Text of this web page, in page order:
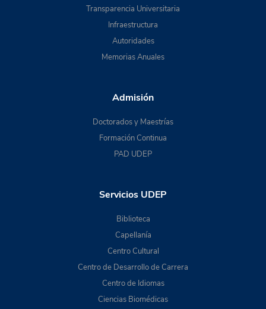
Transparencia Universitaria
Infraestructura
Autoridades
Memorias Anuales
Admisión
Doctorados y Maestrías
Formación Continua
PAD UDEP
Servicios UDEP
Biblioteca
Capellanía
Centro Cultural
Centro de Desarrollo de Carrera
Centro de Idiomas
Ciencias Biomédicas